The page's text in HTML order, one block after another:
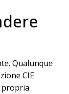
Qualunque
CIE
propria